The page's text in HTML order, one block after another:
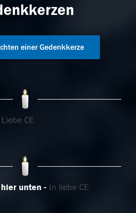
einer Gedenkkerze
CE
unten In liebe CE